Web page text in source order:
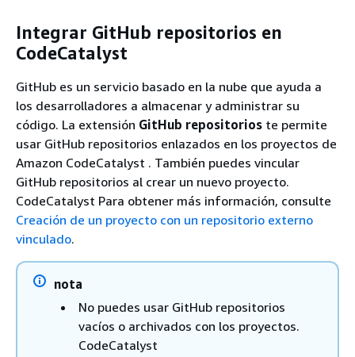
Integrar GitHub repositorios en
CodeCatalyst
GitHub es un servicio basado en la nube que ayuda a
los desarrolladores a almacenar y administrar su
código. La extensión GitHub repositorios te permite
usar GitHub repositorios enlazados en los proyectos de
Amazon CodeCatalyst . También puedes vincular
GitHub repositorios al crear un nuevo proyecto.
CodeCatalyst Para obtener más información, consulte
Creación de un proyecto con un repositorio externo
vinculado.
nota
No puedes usar GitHub repositorios
vacíos o archivados con los proyectos.
CodeCatalyst